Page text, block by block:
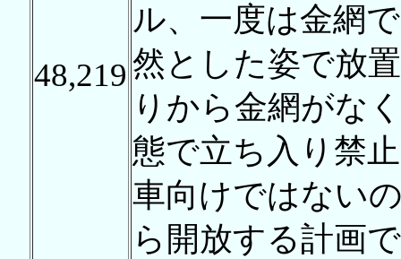
48,219
ル、一度は金網
然とした姿で放
りから金網がな
態で立ち入り禁
車向けではない
ら開放する計画